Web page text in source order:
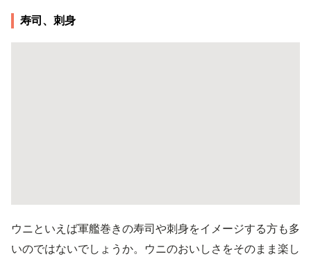
寿司、刺身
ウニといえば軍艦巻きの寿司や刺身をイメージする方も多
いのではないでしょうか。ウニのおいしさをそのまま楽し